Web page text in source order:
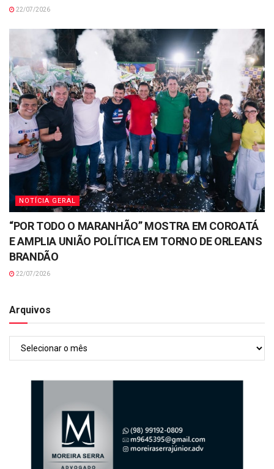
22/07/2026
NOTÍCIA GERAL
“POR TODO O MARANHÃO” MOSTRA EM COROATÁ
E AMPLIA UNIÃO POLÍTICA EM TORNO DE ORLEANS
BRANDÃO
22/07/2026
Arquivos
Arquivos